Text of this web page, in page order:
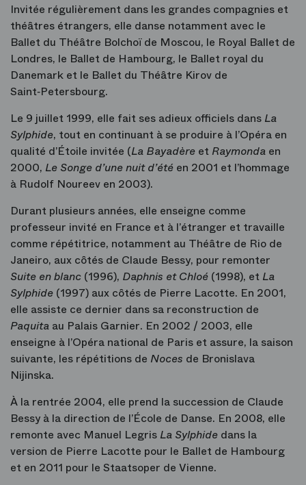
Invitée régulièrement dans les grandes compagnies et
théâtres étrangers, elle danse notamment avec le
Ballet du Théâtre Bolchoï de Moscou, le Royal Ballet de
Londres, le Ballet de Hambourg, le Ballet royal du
Danemark et le Ballet du Théâtre Kirov de
Saint‑Petersbourg.
Le 9 juillet 1999, elle fait ses adieux officiels dans La
Sylphide, tout en continuant à se produire à l’Opéra en
qualité d’Étoile invitée (La Bayadère et Raymonda en
2000, Le Songe d’une nuit d’été en 2001 et l’hommage
à Rudolf Noureev en 2003).
Durant plusieurs années, elle enseigne comme
professeur invité en France et à l’étranger et travaille
comme répétitrice, notamment au Théâtre de Rio de
Janeiro, aux côtés de Claude Bessy, pour remonter
Suite en blanc (1996), Daphnis et Chloé (1998), et La
Sylphide (1997) aux côtés de Pierre Lacotte. En 2001,
elle assiste ce dernier dans sa reconstruction de
Paquita au Palais Garnier. En 2002 / 2003, elle
enseigne à l’Opéra national de Paris et assure, la saison
suivante, les répétitions de Noces de Bronislava
Nijinska.
À la rentrée 2004, elle prend la succession de Claude
Bessy à la direction de l’École de Danse. En 2008, elle
remonte avec Manuel Legris La Sylphide dans la
version de Pierre Lacotte pour le Ballet de Hambourg
et en 2011 pour le Staatsoper de Vienne.